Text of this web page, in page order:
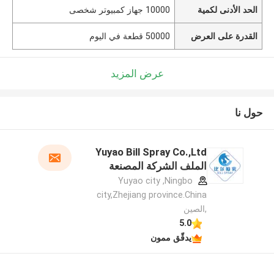
الحد الأدنى لكمية 10000 جهاز كمبيوتر شخصى
القدرة على العرض 50000 قطعة في اليوم
عرض المزيد
حول نا
Yuyao Bill Spray Co.,Ltd
الملف الشركة المصنعة
Yuyao city ,Ningbo
city,Zhejiang province.China
,الصين
5.0
يدقّق ممون